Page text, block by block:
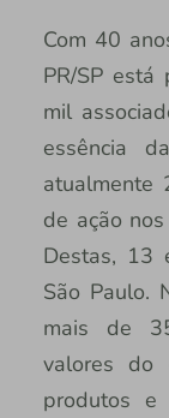
Com 40
PR/SP
mil
essência
atualmente
de ação
Destas, 13
São Paulo.
mais de
valores do
produtos e